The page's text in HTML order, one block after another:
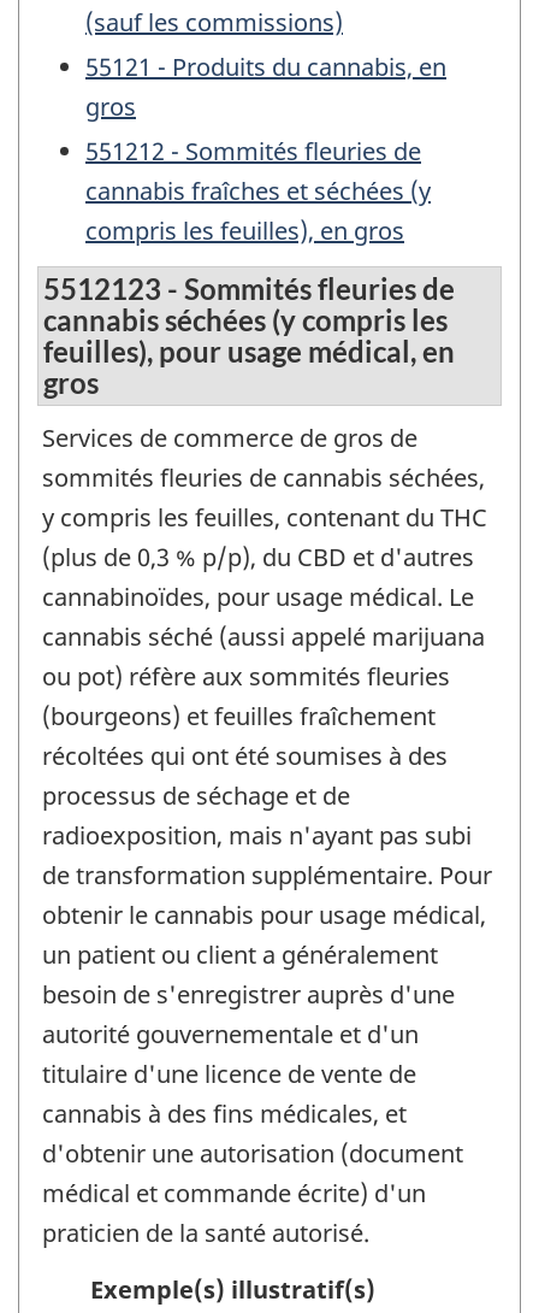
(sauf les commissions)
55121 - Produits du cannabis, en
gros
551212 - Sommités fleuries de
cannabis fraîches et séchées (y
compris les feuilles), en gros
5512123 - Sommités fleuries de
cannabis séchées (y compris les
feuilles), pour usage médical, en
gros
Services de commerce de gros de
sommités fleuries de cannabis séchées,
y compris les feuilles, contenant du THC
(plus de 0,3 % p/p), du CBD et d'autres
cannabinoïdes, pour usage médical. Le
cannabis séché (aussi appelé marijuana
ou pot) réfère aux sommités fleuries
(bourgeons) et feuilles fraîchement
récoltées qui ont été soumises à des
processus de séchage et de
radioexposition, mais n'ayant pas subi
de transformation supplémentaire. Pour
obtenir le cannabis pour usage médical,
un patient ou client a généralement
besoin de s'enregistrer auprès d'une
autorité gouvernementale et d'un
titulaire d'une licence de vente de
cannabis à des fins médicales, et
d'obtenir une autorisation (document
médical et commande écrite) d'un
praticien de la santé autorisé.
Exemple(s) illustratif(s)